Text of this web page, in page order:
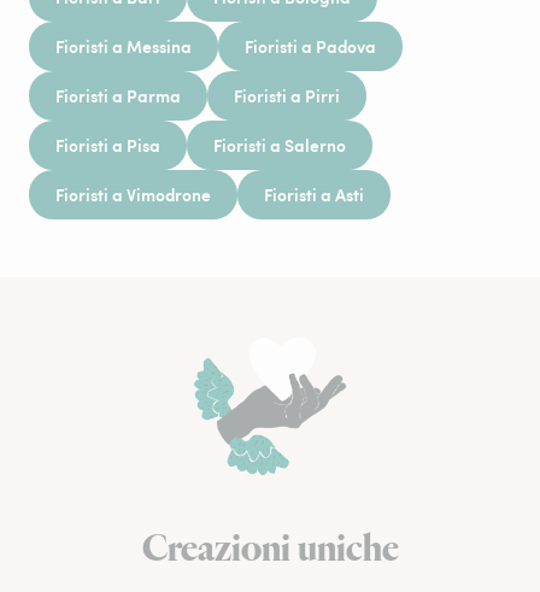
Fioristi a Messina Fioristi a Padova
Fioristi a Parma Fioristi a Pirri
Fioristi a Pisa Fioristi a Salerno
Fioristi a Vimodrone Fioristi a Asti
Creazioni uniche